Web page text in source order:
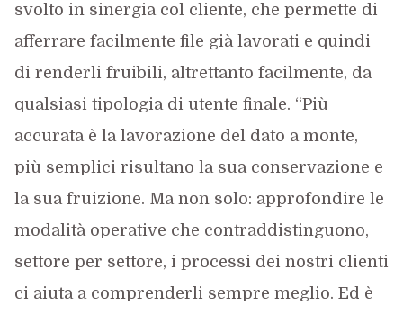
svolto in sinergia col cliente, che permette di
afferrare facilmente file già lavorati e quindi
di renderli fruibili, altrettanto facilmente, da
qualsiasi tipologia di utente finale. “Più
accurata è la lavorazione del dato a monte,
più semplici risultano la sua conservazione e
la sua fruizione. Ma non solo: approfondire le
modalità operative che contraddistinguono,
settore per settore, i processi dei nostri clienti
ci aiuta a comprenderli sempre meglio. Ed è